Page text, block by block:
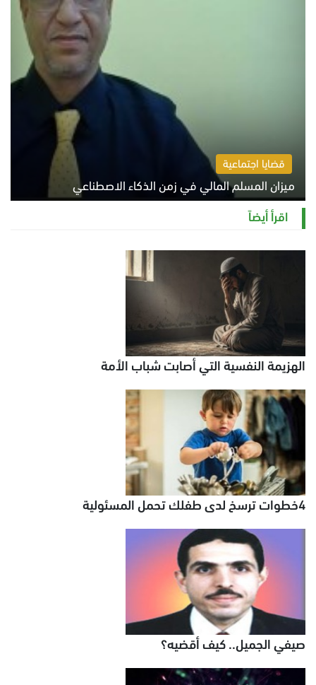
قضايا اجتماعية
ميزان المسلم المالي في زمن الذكاء الاصطناعي
السبت 8 أغسطس 2026 11:21 ص
اقرأ أيضاً
الهزيمة النفسية التي أصابت شباب الأمة
4خطوات ترسخ لدى طفلك تحمل المسئولية
صيفي الجميل.. كيف أقضيه؟